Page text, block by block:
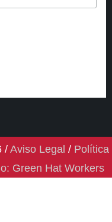
/Aviso Legal / Política
Green Hat Workers